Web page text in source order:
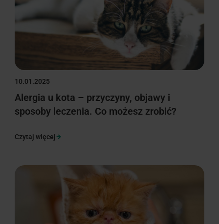
10.01.2025
Alergia u kota – przyczyny, objawy i
sposoby leczenia. Co możesz zrobić?
Czytaj więcej